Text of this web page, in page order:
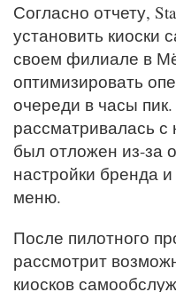
Согласно отчету,
установить киоски
своем филиале в
оптимизировать
очереди в часы
рассматривалась с
был отложен из-за
настройки бренда
меню.
После пилотного
рассмотрит
киосков